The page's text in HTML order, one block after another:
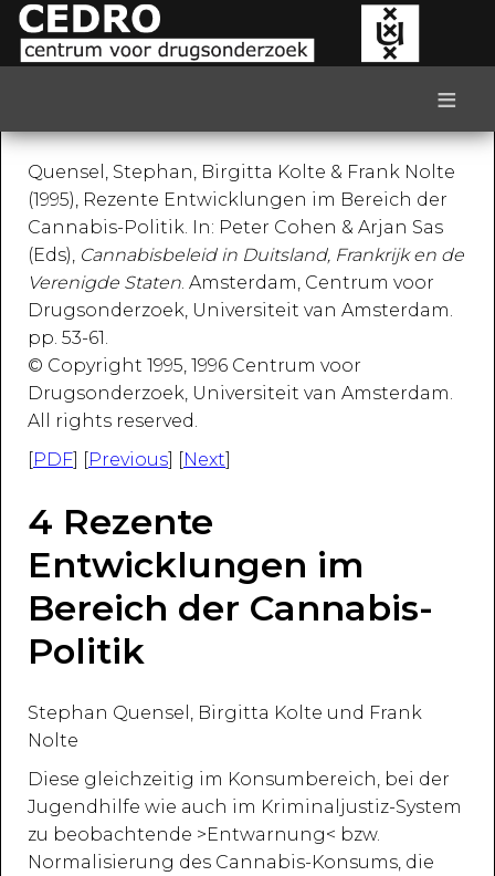
≡
Quensel, Stephan, Birgitta Kolte & Frank Nolte
(1995), Rezente Entwicklungen im Bereich der
Cannabis-Politik. In: Peter Cohen & Arjan Sas
(Eds), Cannabisbeleid in Duitsland, Frankrijk en de
Verenigde Staten. Amsterdam, Centrum voor
Drugsonderzoek, Universiteit van Amsterdam.
pp. 53-61.
© Copyright 1995, 1996 Centrum voor
Drugsonderzoek, Universiteit van Amsterdam.
All rights reserved.
[PDF] [Previous] [Next]
4 Rezente
Entwicklungen im
Bereich der Cannabis-
Politik
Stephan Quensel, Birgitta Kolte und Frank
Nolte
Diese gleichzeitig im Konsumbereich, bei der
Jugendhilfe wie auch im Kriminaljustiz-System
zu beobachtende >Entwarnung< bzw.
Normalisierung des Cannabis-Konsums, die